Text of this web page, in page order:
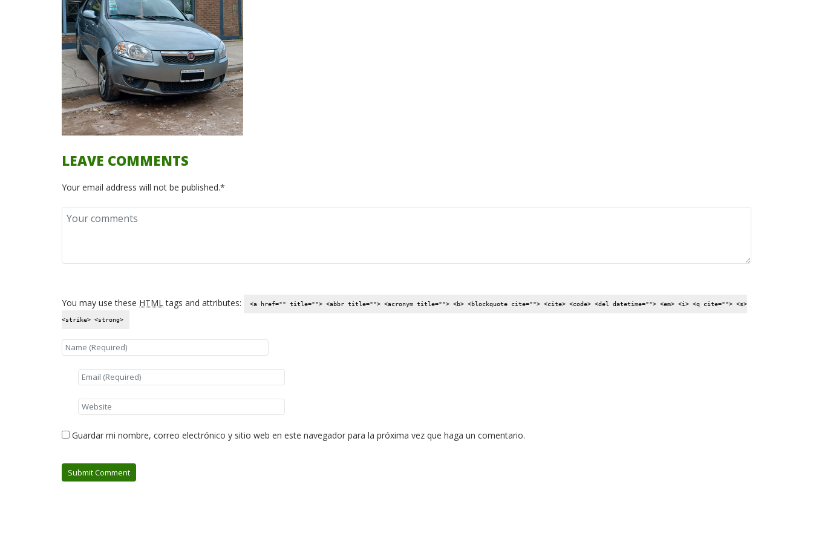
LEAVE COMMENTS
Your email address will not be published.*
You may use these HTMLtags and attributes: <a href="" title=""> <abbr title=""> <acronym title=""> <b> <blockquote cite=""> <cite> <code> <del datetime=""> <em> <i> <q cite=""> <s>
<strike> <strong>
Guardar mi nombre, correo electrónico y sitio web en este navegador para la próxima vez que haga un comentario.